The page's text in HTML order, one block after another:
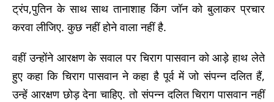
ट्रंप,पुतिन के साथ साथ तानाशाह किंग जॉन को बुलाकर प्रचार
करवा लीजिए. कुछ नहीं होने वाला नहीं है.
वहीं उन्होंने आरक्षण के सवाल पर चिराग पासवान को आड़े हाथ लेते
हुए कहा कि चिराग पासवान ने कहा है पूर्व में जो संपन्न दलित हैं,
उन्हें आरक्षण छोड़ देना चाहिए. तो संपन्न दलित चिराग पासवान नहीं